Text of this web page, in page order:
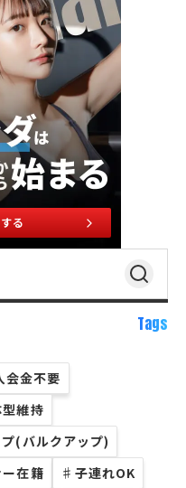
る
Tags
会金不要
維持
(バルクアップ)
在籍 ♯ 子連れOK